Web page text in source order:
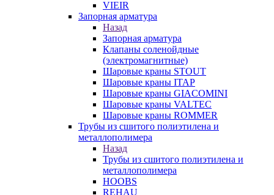
VIEIR
Запорная арматура
Назад
Запорная арматура
Клапаны соленойдные
(электромагнитные)
Шаровые краны STOUT
Шаровые краны ITAP
Шаровые краны GIACOMINI
Шаровые краны VALTEC
Шаровые краны ROMMER
Трубы из сшитого полиэтилена и
металлополимера
Назад
Трубы из сшитого полиэтилена и
металлополимера
HOOBS
REHAU